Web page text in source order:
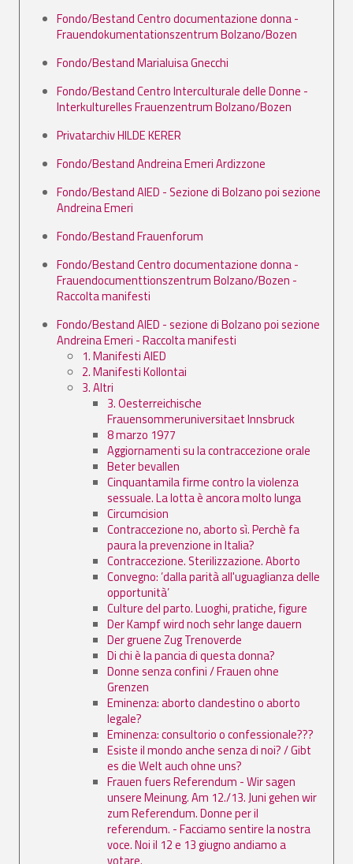
Fondo/Bestand Centro documentazione donna -
Frauendokumentationszentrum Bolzano/Bozen
Fondo/Bestand Marialuisa Gnecchi
Fondo/Bestand Centro Interculturale delle Donne -
Interkulturelles Frauenzentrum Bolzano/Bozen
Privatarchiv HILDE KERER
Fondo/Bestand Andreina Emeri Ardizzone
Fondo/Bestand AIED - Sezione di Bolzano poi sezione
Andreina Emeri
Fondo/Bestand Frauenforum
Fondo/Bestand Centro documentazione donna -
Frauendocumenttionszentrum Bolzano/Bozen -
Raccolta manifesti
Fondo/Bestand AIED - sezione di Bolzano poi sezione
Andreina Emeri - Raccolta manifesti
1. Manifesti AIED
2. Manifesti Kollontai
3. Altri
3. Oesterreichische
Frauensommeruniversitaet Innsbruck
8 marzo 1977
Aggiornamenti su la contraccezione orale
Beter bevallen
Cinquantamila firme contro la violenza
sessuale. La lotta è ancora molto lunga
Circumcision
Contraccezione no, aborto sì. Perchè fa
paura la prevenzione in Italia?
Contraccezione. Sterilizzazione. Aborto
Convegno: ’dalla parità all'uguaglianza delle
opportunità’
Culture del parto. Luoghi, pratiche, figure
Der Kampf wird noch sehr lange dauern
Der gruene Zug Trenoverde
Di chi è la pancia di questa donna?
Donne senza confini / Frauen ohne
Grenzen
Eminenza: aborto clandestino o aborto
legale?
Eminenza: consultorio o confessionale???
Esiste il mondo anche senza di noi? / Gibt
es die Welt auch ohne uns?
Frauen fuers Referendum - Wir sagen
unsere Meinung. Am 12./13. Juni gehen wir
zum Referendum. Donne per il
referendum. - Facciamo sentire la nostra
voce. Noi il 12 e 13 giugno andiamo a
votare.